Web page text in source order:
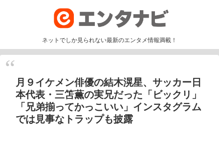
ネットでしか見られない最新のエンタメ情報満載！
月９イケメン俳優の結木滉星、サッカー日
本代表・三笘薫の実兄だった「ビックリ」
「兄弟揃ってかっこいい」インスタグラム
では見事なトラップも披露